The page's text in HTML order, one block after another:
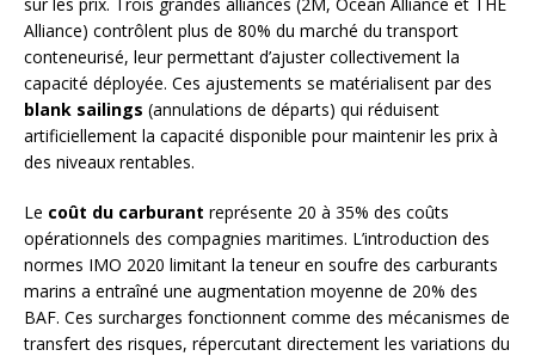
Alliance) contrôlent plus de 80% du marché du transport
conteneurisé, leur permettant d’ajuster collectivement la
capacité déployée. Ces ajustements se matérialisent par des
blank sailings (annulations de départs) qui réduisent
artificiellement la capacité disponible pour maintenir les prix à
des niveaux rentables.
Le coût du carburant représente 20 à 35% des coûts
opérationnels des compagnies maritimes. L’introduction des
normes IMO 2020 limitant la teneur en soufre des carburants
marins a entraîné une augmentation moyenne de 20% des
BAF. Ces surcharges fonctionnent comme des mécanismes de
transfert des risques, répercutant directement les variations du